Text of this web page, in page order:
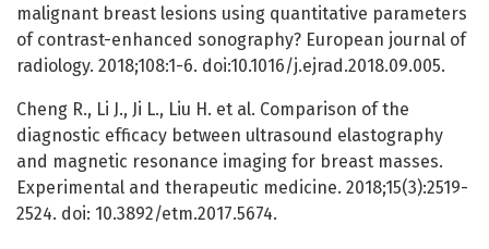
malignant breast lesions using quantitative parameters
of contrast-enhanced sonography? European journal of
radiology. 2018;108:1-6. doi:10.1016/j.ejrad.2018.09.005.
Cheng R., Li J., Ji L., Liu H. et al. Comparison of the
diagnostic efficacy between ultrasound elastography
and magnetic resonance imaging for breast masses.
Experimental and therapeutic medicine. 2018;15(3):2519-
2524. doi: 10.3892/etm.2017.5674.